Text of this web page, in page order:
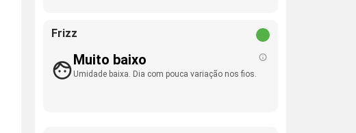
Frizz
Muito baixo
Umidade baixa. Dia com pouca variação nos fios.